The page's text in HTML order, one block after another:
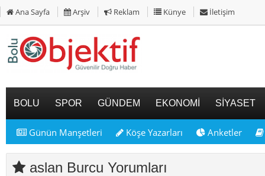
Ana Sayfa Arşiv Reklam Künye İletişim
BOLU SPOR GÜNDEM EKONOMİ SİYASET
Günün Manşetleri Köşe Yazarları Anketler
aslan Burcu Yorumları